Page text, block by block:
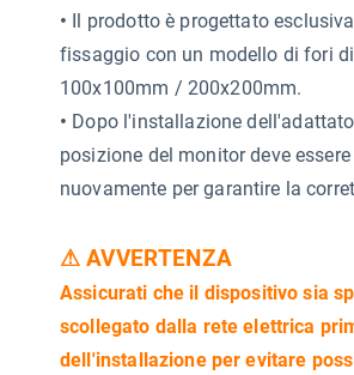
• Il prodotto è progettato
fissaggio con un modello di fori
100x100mm / 200x200mm.
• Dopo l'installazione
posizione del monitor deve
nuovamente per garantire la
⚠ AVVERTENZA
Assicurati che il dispositivo sia
scollegato dalla rete elettrica
dell'installazione per evitare